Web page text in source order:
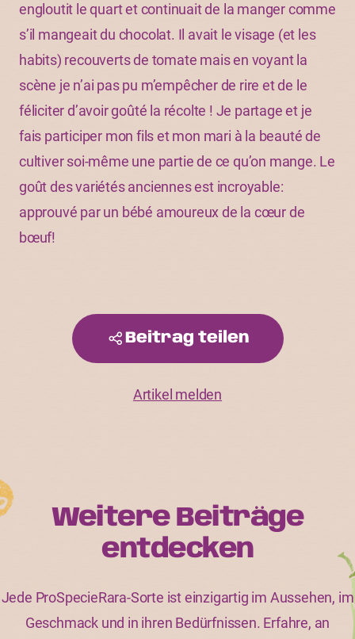
engloutit le quart et continuait de la manger comme
s’il mangeait du chocolat. Il avait le visage (et les
habits) recouverts de tomate mais en voyant la
scène je n’ai pas pu m’empêcher de rire et de le
féliciter d’avoir goûté la récolte ! Je partage et je
fais participer mon fils et mon mari à la beauté de
cultiver soi-même une partie de ce qu’on mange. Le
goût des variétés anciennes est incroyable:
approuvé par un bébé amoureux de la cœur de
bœuf!
Beitrag teilen
Artikel melden
Weitere Beiträge
entdecken
Jede ProSpecieRara-Sorte ist einzigartig im Aussehen, im
Geschmack und in ihren Bedürfnissen. Erfahre, an